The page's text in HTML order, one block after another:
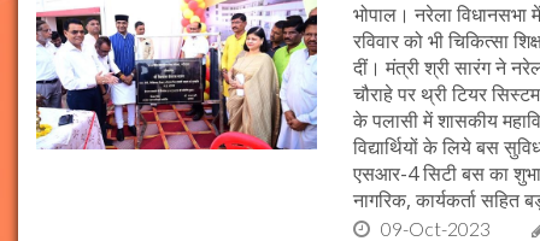
भोपाल। नरेला विधानसभा
रविवार को भी चिकित्सा
दीं। मंत्री श्री सारंग ने
चौराहे पर थ्री टियर
के पलासी में शासकीय
विद्यार्थियों के लिये बस
एसआर-4 सिटी बस का
नागरिक, कार्यकर्ता सहित
09-Oct-2023